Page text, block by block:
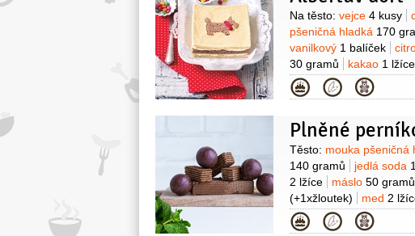
Suroviny
Na těsto: vejce 4 kusy
pšeničná hladká 170
vanilkový 1 balíček
30 gramů
kakao 1 lžíce
250 gramů
čokoláda
toho: marcipán
Kategorie
Plněné
Suroviny
Těsto: mouka pšeničná
140 gramů
jedlá soda
2 lžíce
máslo 50 gramů
(+1xžloutek)
med 2
170 gramů
šťáva
Kategorie